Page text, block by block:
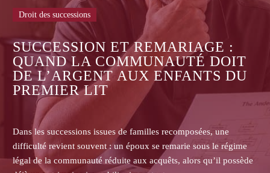
Droit des successions
ASSURANCE-VIE : POURQUOI
LES ASSUREURS REFUSENT-ILS
DE COMMUNIQUER LES
CONTRATS AUX HÉRITIERS NON
BÉNÉFICIAIRES ?
Dans les successions, les héritiers non bénéficiaires d’une
assurance-vie se heurtent souvent au refus de l’assureur de
transmettre le contrat, la clause bénéficiaire, l’historique des